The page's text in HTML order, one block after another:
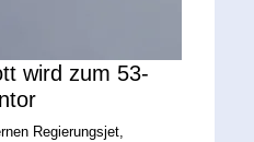
wird zum 53-
Regierungsjet,